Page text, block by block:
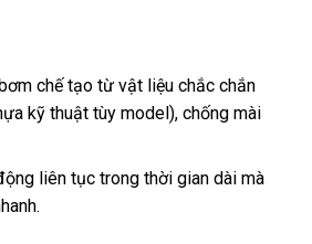
chế tạo từ vật liệu chắc chắn
kỹ thuật tùy model), chống mài
liên tục trong thời gian dài mà